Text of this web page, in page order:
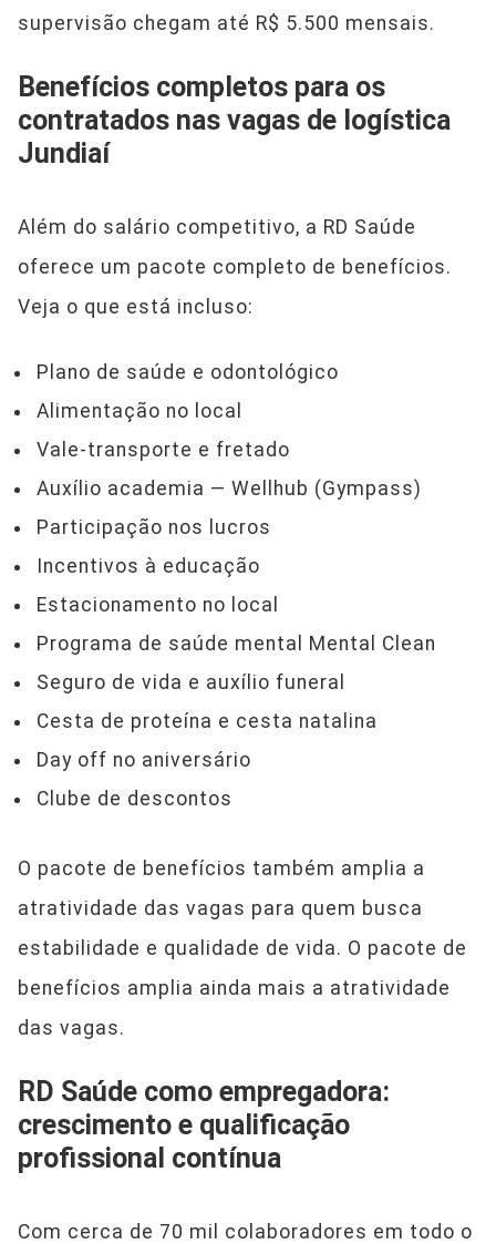
supervisão chegam até R$ 5.500 mensais.
Benefícios completos para os
contratados nas vagas de logística
Jundiaí
Além do salário competitivo, a RD Saúde
oferece um pacote completo de benefícios.
Veja o que está incluso:
Plano de saúde e odontológico
Alimentação no local
Vale-transporte e fretado
Auxílio academia — Wellhub (Gympass)
Participação nos lucros
Incentivos à educação
Estacionamento no local
Programa de saúde mental Mental Clean
Seguro de vida e auxílio funeral
Cesta de proteína e cesta natalina
Day off no aniversário
Clube de descontos
O pacote de benefícios também amplia a
atratividade das vagas para quem busca
estabilidade e qualidade de vida. O pacote de
benefícios amplia ainda mais a atratividade
das vagas.
RD Saúde como empregadora:
crescimento e qualificação
profissional contínua
Com cerca de 70 mil colaboradores em todo o